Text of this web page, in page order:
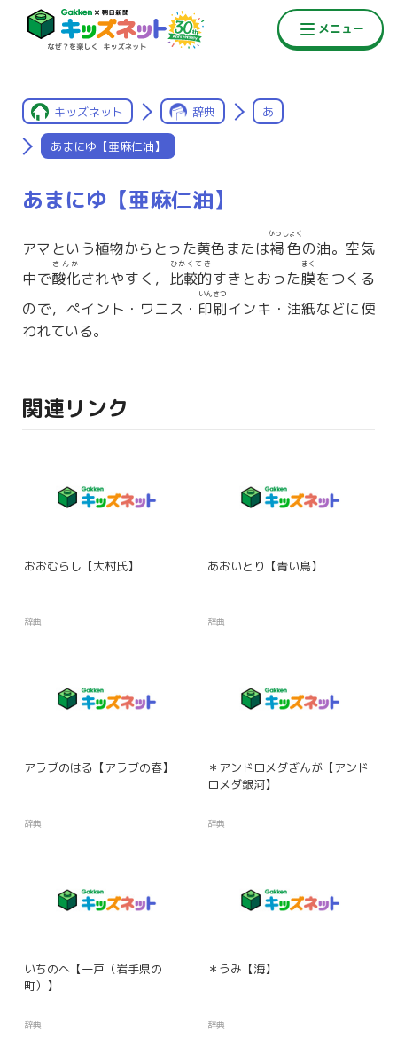
キッズネット 辞典 あ
あまにゆ【亜麻仁油】
あまにゆ【亜麻仁油】
アマという植物からとった黄色または褐色
かっしょく
の油。空気
中で酸化
さんか
されやすく， 比較的
ひかくてき
すきとおった膜
まく
をつくる
ので，ペイント・ワニス・ 印刷
いんさつ
インキ・油紙などに使
われている。
関連リンク
おおむらし【大村氏】
辞典
あおいとり【青い鳥】
辞典
アラブのはる【アラブの春】
辞典
＊アンドロメダぎんが【アンド
ロメダ銀河】
辞典
いちのへ【一戸（岩手県の
町）】
辞典
＊うみ【海】
辞典